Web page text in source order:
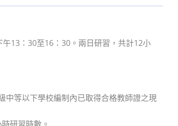
13：30至16：30。兩日研習，共計12小
中等以下學校編制內已取得合格教師證之現